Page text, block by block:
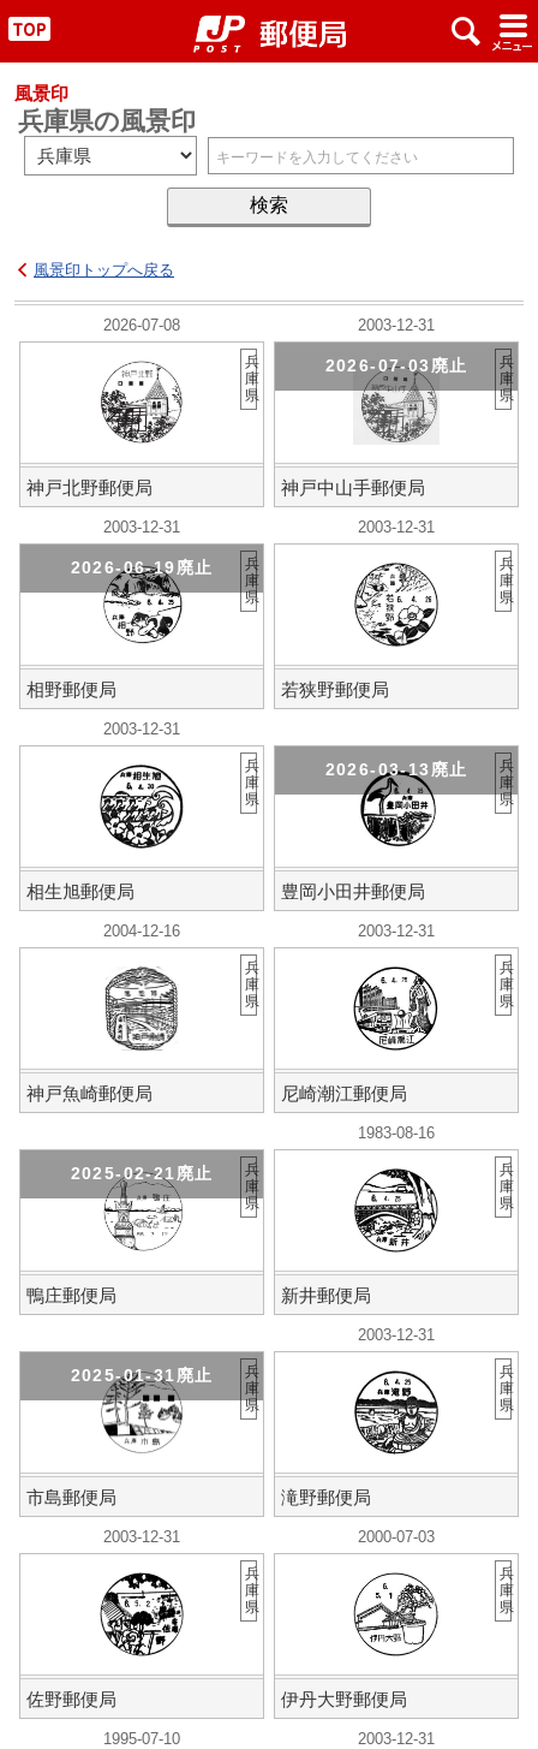
" x #
風景印
兵庫県の風景印
風景印トップへ戻る
2026-07-08
神戸北野郵便局
兵
庫
県
2003-12-31
神戸中山手郵便局
2026-07-03廃止
兵
庫
県
2003-12-31
相野郵便局
2026-06-19廃止
兵
庫
県
2003-12-31
若狭野郵便局
兵
庫
県
2003-12-31
相生旭郵便局
兵
庫
県
豊岡小田井郵便局
2026-03-13廃止
兵
庫
県
2004-12-16
神戸魚崎郵便局
兵
庫
県
2003-12-31
尼崎潮江郵便局
兵
庫
県
鴨庄郵便局
2025-02-21廃止
兵
庫
県
1983-08-16
新井郵便局
兵
庫
県
市島郵便局
2025-01-31廃止
兵
庫
県
2003-12-31
滝野郵便局
兵
庫
県
2003-12-31
佐野郵便局
兵
庫
県
2000-07-03
伊丹大野郵便局
兵
庫
県
1995-07-10 2003-12-31